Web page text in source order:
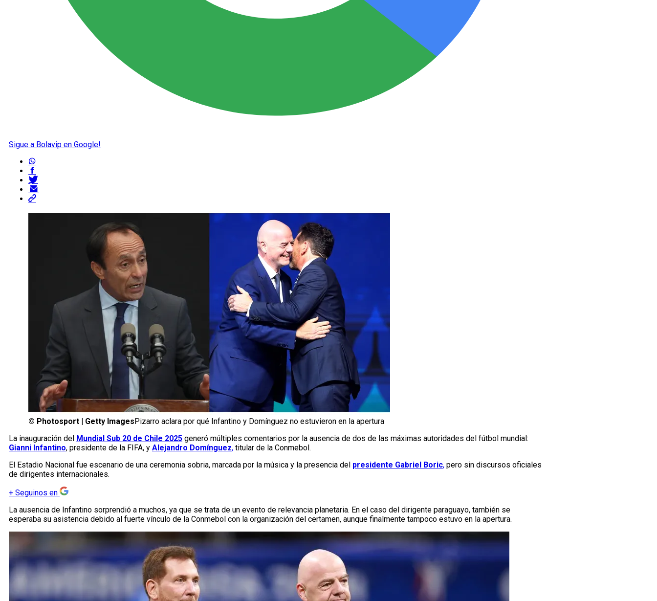
Sigue a Bolavip en Google!
© Photosport | Getty Images Pizarro aclara por qué Infantino y Domínguez no estuvieron en la apertura
La inauguración del Mundial Sub 20 de Chile 2025 generó múltiples comentarios por la ausencia de dos de las máximas autoridades del fútbol mundial:
Gianni Infantino, presidente de la FIFA, y Alejandro Domínguez, titular de la Conmebol.
El Estadio Nacional fue escenario de una ceremonia sobria, marcada por la música y la presencia del presidente Gabriel Boric, pero sin discursos oficiales
de dirigentes internacionales.
+ Seguinos en
La ausencia de Infantino sorprendió a muchos, ya que se trata de un evento de relevancia planetaria. En el caso del dirigente paraguayo, también se
esperaba su asistencia debido al fuerte vínculo de la Conmebol con la organización del certamen, aunque finalmente tampoco estuvo en la apertura.